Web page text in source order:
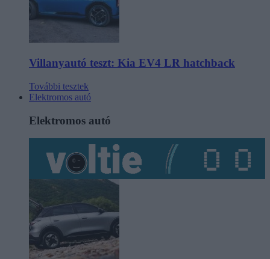
Villanyautó teszt: Kia EV4 LR hatchback
További tesztek
Elektromos autó
Elektromos autó